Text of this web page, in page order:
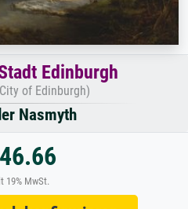
Edinburgh
of Edinburgh)
Nasmyth
19% MwSt.